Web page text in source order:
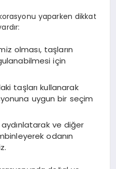
yaparken dikkat
olması, taşların
için
taşları kullanarak
uygun bir seçim
ve diğer
odanın